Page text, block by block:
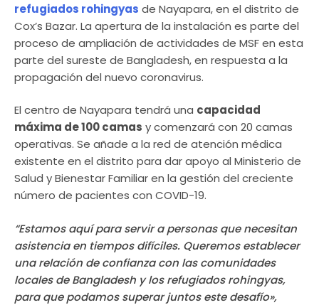
refugiados rohingyas de Nayapara, en el distrito de
Cox’s Bazar. La apertura de la instalación es parte del
proceso de ampliación de actividades de MSF en esta
parte del sureste de Bangladesh, en respuesta a la
propagación del nuevo coronavirus.
El centro de Nayapara tendrá una capacidad
máxima de 100 camas y comenzará con 20 camas
operativas. Se añade a la red de atención médica
existente en el distrito para dar apoyo al Ministerio de
Salud y Bienestar Familiar en la gestión del creciente
número de pacientes con COVID-19.
“Estamos aquí para servir a personas que necesitan
asistencia en tiempos difíciles. Queremos establecer
una relación de confianza con las comunidades
locales de Bangladesh y los refugiados rohingyas,
para que podamos superar juntos este desafío»,